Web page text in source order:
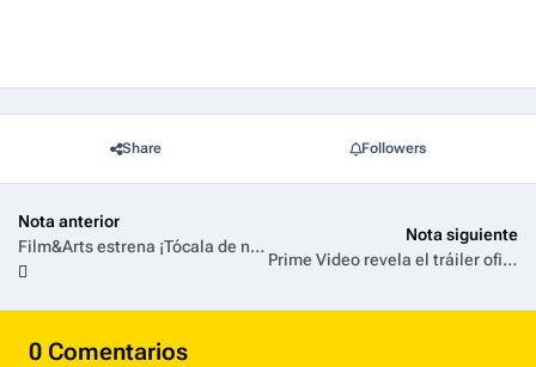
Share Followers
Nota anterior
Film&Arts estrena ¡Tócala de nuevo!: En busca de los loops, un viaje hipnótico por la repetición en la historia de la música
Nota siguiente
Prime Video revela el tráiler oficial de Zeta, el nuevo thriller de acción protagonizado por Mario Casas
0 Comentarios